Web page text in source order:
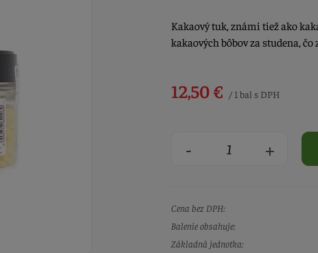
Kakaový tuk, známi tiež ako
kakaových bôbov za studena,
12,50 € / 1 bal s DPH
- +
Cena bez DPH:
Balenie obsahuje:
Základná jednotka: